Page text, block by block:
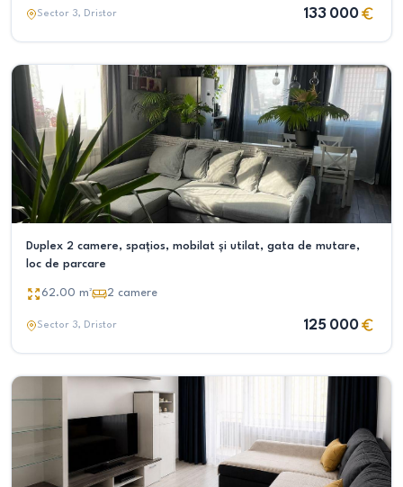
Sector 3, Dristor 133 000
Duplex 2 camere, spațios, mobilat și utilat, gata de mutare,
loc de parcare
62.00 m² 2 camere
Sector 3, Dristor 125 000